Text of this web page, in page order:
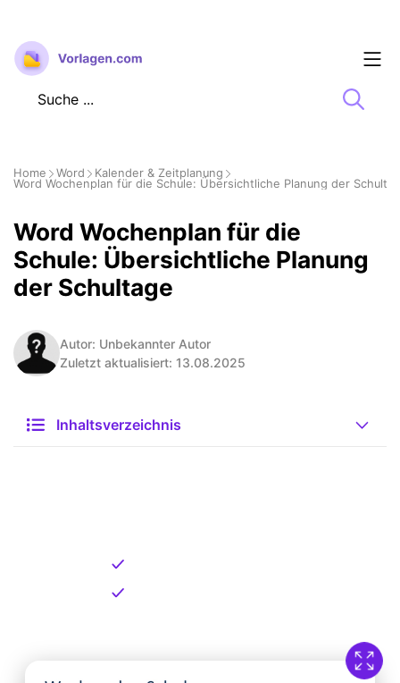
Zum
Inhalt
springen
Home Word
Kalender & Zeitplanung
Word Wochenplan für die Schule: Übersichtliche Planung der
Word Wochenplan für die
Schule: Übersichtliche Planung
der Schultage
Autor: Unbekannter Autor
Zuletzt aktualisiert: 13.08.2025
Inhaltsverzeichnis